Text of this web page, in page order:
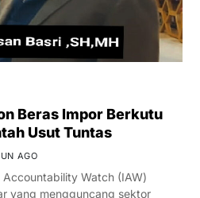
Beras Impor Berkutu
Usut Tuntas
AGO
Watch (IAW)
yang mengguncang sektor